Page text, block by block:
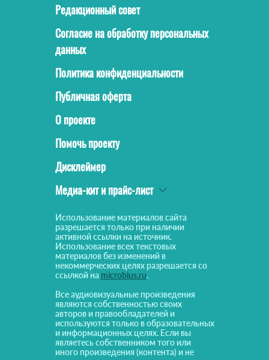
Редакционный совет
Согласие на обработку персональных
данных
Политика конфиденциальности
Публичная оферта
О проекте
Помочь проекту
Дисклеймер
Медиа-кит и прайс-лист
Использование материалов сайта
разрешается только при наличии
активной ссылки на источник.
Использование всех текстовых
материалов без изменений в
некоммерческих целях разрешается со
ссылкой на microbius.ru.
Все аудиовизуальные произведения
являются собственностью своих
авторов и правообладателей и
используются только в образовательных
и информационных целях. Если вы
являетесь собственником того или
иного произведения (контента) и не